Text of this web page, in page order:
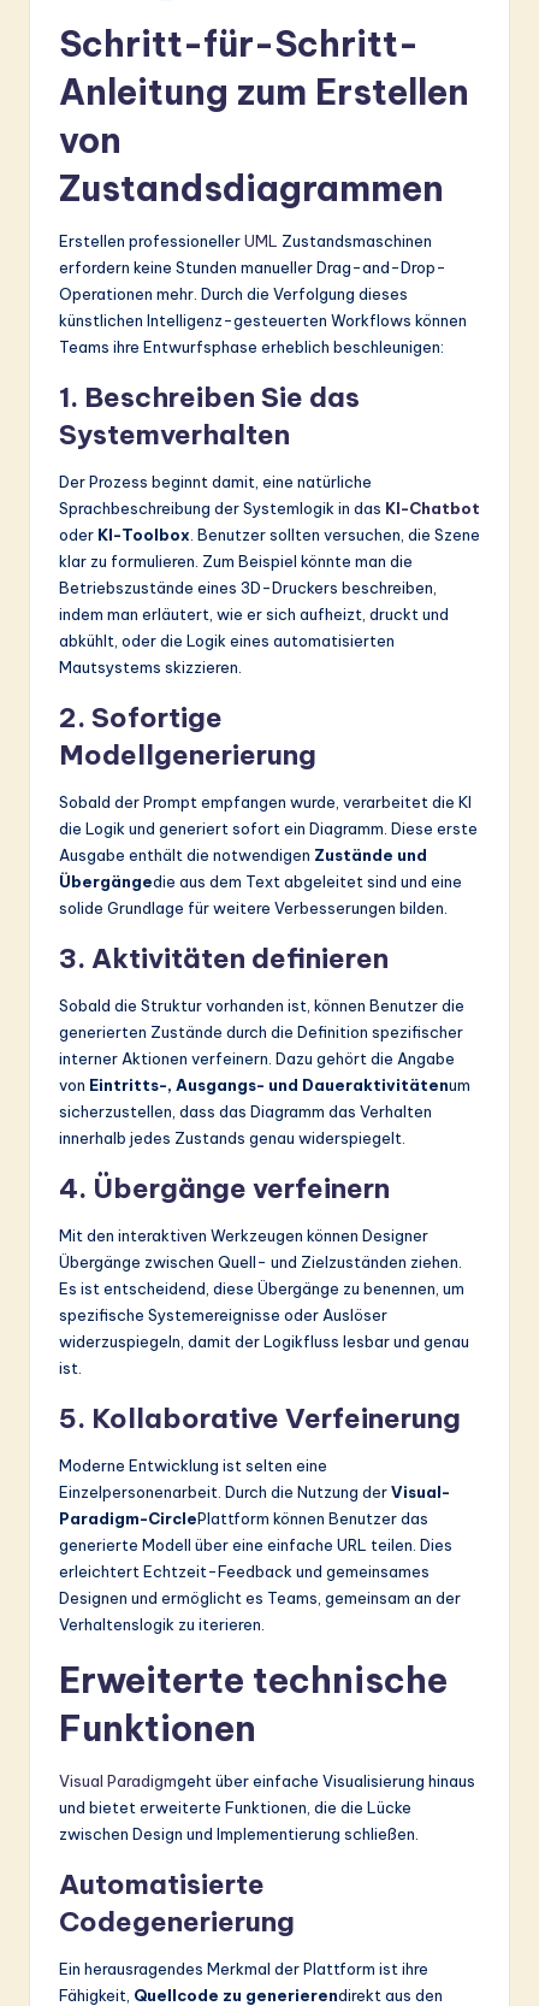
Schritt-für-Schritt-
Anleitung zum Erstellen
von
Zustandsdiagrammen
Erstellen professionellerUML Zustandsmaschinen
erfordern keine Stunden manueller Drag-and-Drop-
Operationen mehr. Durch die Verfolgung dieses
künstlichen Intelligenz-gesteuerten Workflows können
Teams ihre Entwurfsphase erheblich beschleunigen:
1. Beschreiben Sie das
Systemverhalten
Der Prozess beginnt damit, eine natürliche
Sprachbeschreibung der Systemlogik in das KI-Chatbot
oder KI-Toolbox . Benutzer sollten versuchen, die Szene
klar zu formulieren. Zum Beispiel könnte man die
Betriebszustände eines 3D-Druckers beschreiben,
indem man erläutert, wie er sich aufheizt, druckt und
abkühlt, oder die Logik eines automatisierten
Mautsystems skizzieren.
2. Sofortige
Modellgenerierung
Sobald der Prompt empfangen wurde, verarbeitet die KI
die Logik und generiert sofort ein Diagramm. Diese erste
Ausgabe enthält die notwendigen Zustände und
Übergängedie aus dem Text abgeleitet sind und eine
solide Grundlage für weitere Verbesserungen bilden.
3. Aktivitäten definieren
Sobald die Struktur vorhanden ist, können Benutzer die
generierten Zustände durch die Definition spezifischer
interner Aktionen verfeinern. Dazu gehört die Angabe
von Eintritts-, Ausgangs- und Daueraktivitätenum
sicherzustellen, dass das Diagramm das Verhalten
innerhalb jedes Zustands genau widerspiegelt.
4. Übergänge verfeinern
Mit den interaktiven Werkzeugen können Designer
Übergänge zwischen Quell- und Zielzuständen ziehen.
Es ist entscheidend, diese Übergänge zu benennen, um
spezifische Systemereignisse oder Auslöser
widerzuspiegeln, damit der Logikfluss lesbar und genau
ist.
5. Kollaborative Verfeinerung
Moderne Entwicklung ist selten eine
Einzelpersonenarbeit. Durch die Nutzung derVisual-
Paradigm-CirclePlattform können Benutzer das
generierte Modell über eine einfache URL teilen. Dies
erleichtert Echtzeit-Feedback und gemeinsames
Designen und ermöglicht es Teams, gemeinsam an der
Verhaltenslogik zu iterieren.
Erweiterte technische
Funktionen
Visual Paradigmgeht über einfache Visualisierung hinaus
und bietet erweiterte Funktionen, die die Lücke
zwischen Design und Implementierung schließen.
Automatisierte
Codegenerierung
Ein herausragendes Merkmal der Plattform ist ihre
Fähigkeit, Quellcode zu generierendirekt aus den